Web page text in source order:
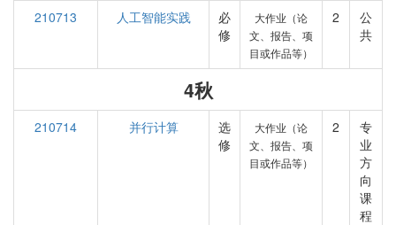
210713 人工智能实践
必
修
大作业（论
文、报告、项
目或作品等）
2
公
共
4秋
210714 并行计算
选
修
大作业（论
文、报告、项
目或作品等）
2
专
业
方
向
课
程